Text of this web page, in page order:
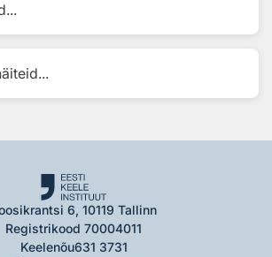
6, 10119 Tallinn
Registrikood 70004011
Keelenõu631 3731